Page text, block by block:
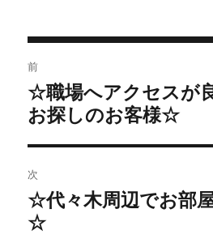
リ
稿
ナ
ビ
ゲ
シ
ョ
ン
前
前
の
投
☆職場へアクセスが
お探しのお客様☆
次
次
の
投
☆代々木周辺でお部
☆